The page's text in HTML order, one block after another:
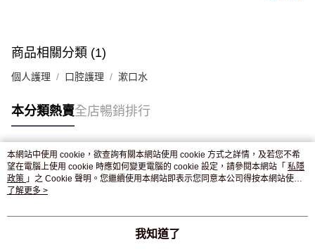
商品相關分類 (1)
個人護理 口腔護理 漱口水
本分類熱賣全店暢銷排行
熱門標籤
熱銷排行
本網站中使用 cookie，欲查詢有關本網站使用 cookie 方式之詳情，及若您不希
望在電腦上使用 cookie 時應如何變更電腦的 cookie 設定，請參閱本網站「 私隱
政策 」之 Cookie 聲明。您繼續使用本網站即表示您同意本公司得按本網站使用
條款之 Cookie 聲明使用 cookie。
了解更多 >
我知道了